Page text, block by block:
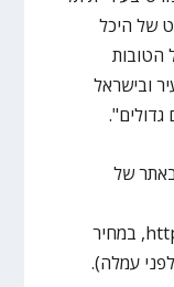
של היכל
הטובות
ובישראל
של
http://womenseurobasket2023.co.il, במחיר